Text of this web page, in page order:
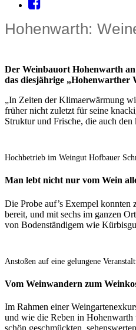
Hohenwarth:
Der Weinbauort Hohenwarth
das diesjährige „Hohenwarther
„In Zeiten der Klimaerwärmung
früher nicht zuletzt für seine
Struktur und Frische, die auch
Hochbetrieb im Weingut Hofbauer
Man lebt nicht nur vom Wein
Die Probe auf’s Exempel konnten
bereit, und mit sechs im ganzen
von Bodenständigem wie
Anstoßen auf eine gelungene
Vom Weinwandern zum
Im Rahmen einer
und wie die Reben in Hohenwarth
schön geschmückten,